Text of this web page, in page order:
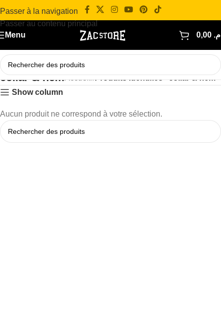
Passer à la navigation
Passer au contenu principal
Menu
collar & hemAccueil/ Produits identifiés “collar & hem”
Show column
Aucun produit ne correspond à votre sélection.